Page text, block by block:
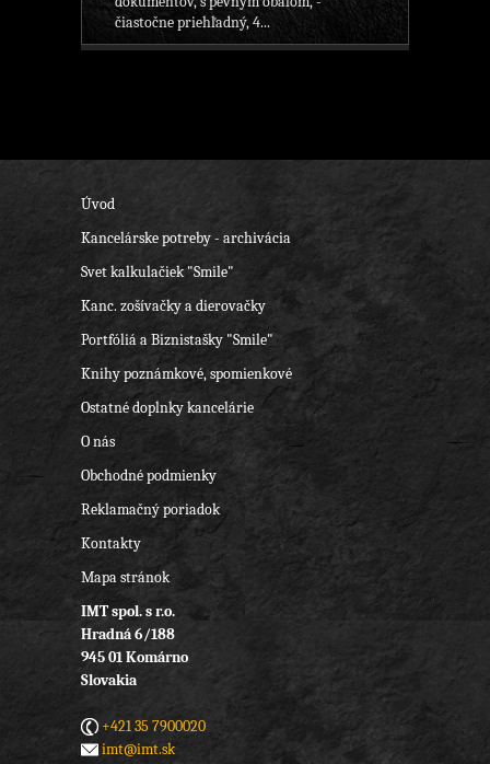
čiastočne priehľadný, 4...
Úvod
Kancelárske potreby - archivácia
Svet kalkulačiek "Smile"
Kanc. zošívačky a dierovačky
Portfóliá a Biznistašky "Smile"
Knihy poznámkové, spomienkové
Ostatné doplnky kancelárie
O nás
Obchodné podmienky
Reklamačný poriadok
Kontakty
Mapa stránok
IMT spol. s r.o.
Hradná 6/188
945 01 Komárno
Slovakia
+421 35 7900020
imt@imt.sk